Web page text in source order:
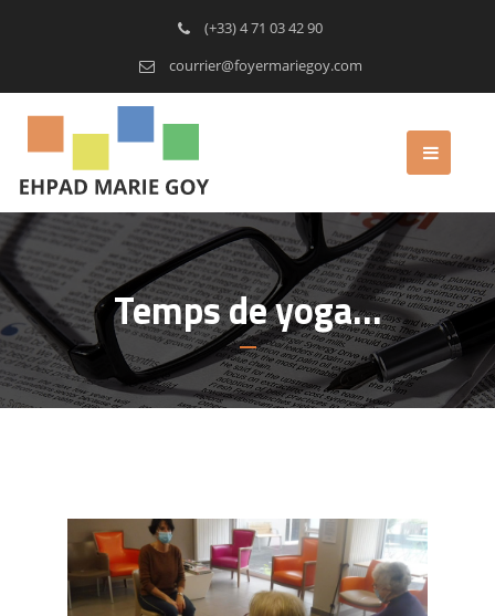
(+33) 4 71 03 42 90
courrier@foyermariegoy.com
Temps de yoga…